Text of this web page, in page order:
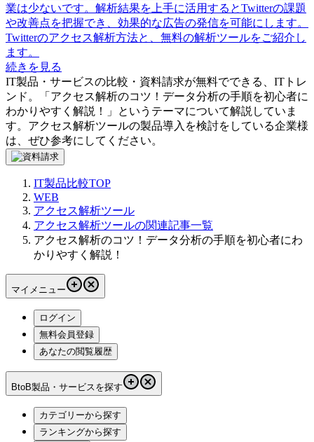
業は少ないです。解析結果を上手に活用するとTwitterの課題
や改善点を把握でき、効果的な広告の発信を可能にします。
Twitterのアクセス解析方法と、無料の解析ツールをご紹介し
ます。
続きを見る
IT製品・サービスの比較・資料請求が無料でできる、ITトレ
ンド。「 アクセス解析のコツ！データ分析の手順を初心者に
わかりやすく解説！
」というテーマについて解説していま
す。 アクセス解析ツールの製品導入を検討をしている企業様
は、ぜひ参考にしてください。
IT製品比較TOP
WEB
アクセス解析ツール
アクセス解析ツールの関連記事一覧
アクセス解析のコツ！データ分析の手順を初心者にわ
かりやすく解説！
マイメニュー
ログイン
無料会員登録
あなたの閲覧履歴
BtoB製品・サービスを探す
カテゴリーから探す
ランキングから探す